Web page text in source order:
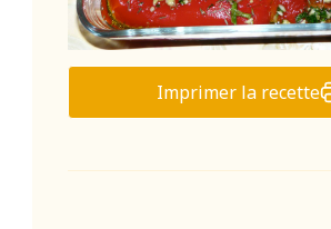
Imprimer la recette